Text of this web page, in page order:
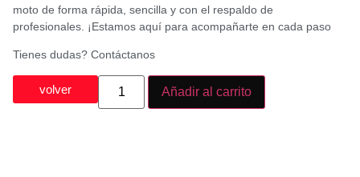
moto de forma rápida, sencilla y con el respaldo de
profesionales. ¡Estamos aquí para acompañarte en cada paso
Tienes dudas? Contáctanos
volver Añadir al carrito